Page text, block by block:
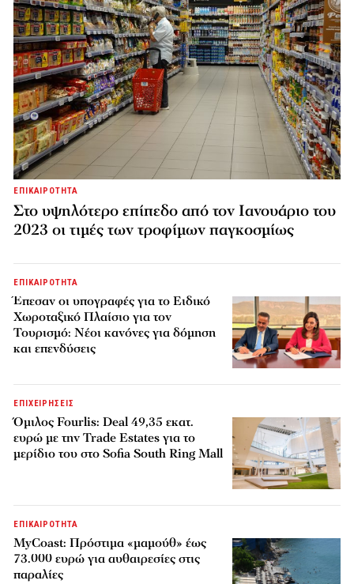
ΕΠΙΚΑΙΡΟΤΗΤΑ
Στο υψηλότερο επίπεδο από τον Ιανουάριο του
2023 οι τιμές των τροφίμων παγκοσμίως
ΕΠΙΚΑΙΡΟΤΗΤΑ
Έπεσαν οι υπογραφές για το Ειδικό
Χωροταξικό Πλαίσιο για τον
Τουρισμό: Νέοι κανόνες για δόμηση
και επενδύσεις
ΕΠΙΧΕΙΡΗΣΕΙΣ
Όμιλος Fourlis: Deal 49,35 εκατ.
ευρώ με την Trade Estates για το
μερίδιο του στο Sofia South Ring Mall
ΕΠΙΚΑΙΡΟΤΗΤΑ
MyCoast: Πρόστιμα «μαμούθ» έως
73.000 ευρώ για αυθαιρεσίες στις
παραλίες